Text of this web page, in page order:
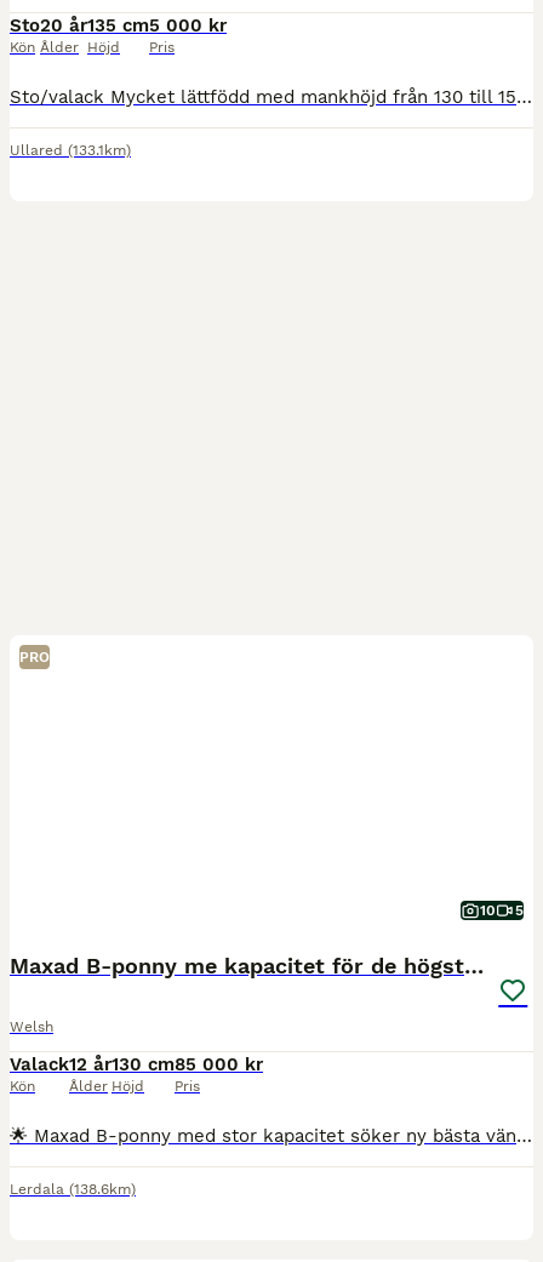
Sto
Kön
20 år
Ålder
135 cm
Höjd
5 000 kr
Pris
Sto/valack Mycket lättfödd med mankhöjd från 130 till 150 Projektet kan va hopplös fånghäst eller rehab, svårriden, oinriden osv osv. Max ålder 22 år med utsikter att kunna bli en skogsmulle för kra
Ullared (133.1km)
PRO
10 5
Maxad B-ponny me kapacitet för de högsta klasserna
Welsh
Valack
Kön
12 år
Ålder
130 cm
Höjd
85 000 kr
Pris
🌟 Maxad B-ponny med stor kapacitet söker ny bästa vän 🌟 Hooch är en maxad B-ponny med mycket kvalitet, personlighet och kapacitet. Han har tävlat upp till LB i hoppning och visar ännu mer potential
Lerdala (138.6km)